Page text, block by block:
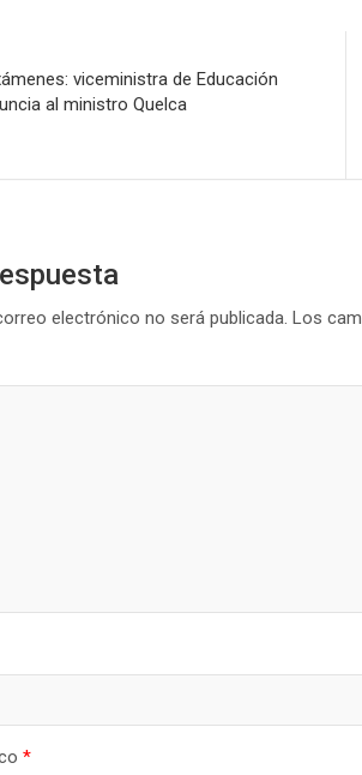
viceministra de Educación
al ministro Quelca
electrónico no será publicada. Los
*